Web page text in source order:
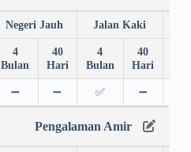
Negeri Jauh Jalan Kaki
4
Bulan
40
Hari
4
Bulan
40
Hari
➖ ➖ ✅ ➖
Pengalaman Amir